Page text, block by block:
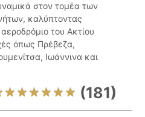
στον τομέα των
καλύπτοντας
του Ακτίου
όπως Πρέβεζα,
Ιωάννινα και
(181)